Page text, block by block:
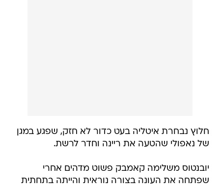
חלוץ נבחרת איטליה בעט כדור לא חזק, שפגע במגן
של נאפולי שהטעה את ריינה וחדר לרשת.
יובנטוס משלימה קאמבק פשוט מדהים אחרי
שפתחה את העונה בצורה נוראית והייתה בתחתית